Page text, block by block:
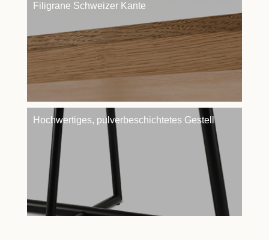
Filigrane Schweizer Kante
Hochwertiges, pulverbeschichtetes Gestell